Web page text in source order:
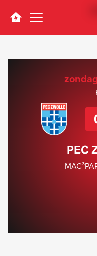
Navigation
PEC